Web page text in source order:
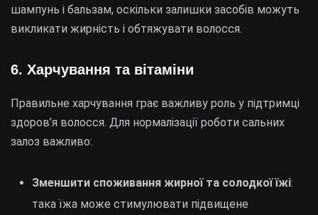
шампунь і бальзам, оскільки залишки засобів можуть
викликати жирність і обтяжувати волосся.
6. Харчування та вітаміни
Правильне харчування грає важливу роль у підтримці
здоров’я волосся. Для нормалізації роботи сальних
залоз важливо:
Зменшити споживання жирної та солодкої їжі:
така їжа може стимулювати підвищене